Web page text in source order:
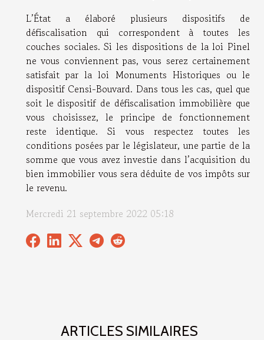
ARTICLES SIMILAIRES
L’État a élaboré plusieurs dispositifs de
défiscalisation qui correspondent à toutes les
couches sociales. Si les dispositions de la loi Pinel
ne vous conviennent pas, vous serez certainement
satisfait par la loi Monuments Historiques ou le
dispositif Censi-Bouvard. Dans tous les cas, quel que
soit le dispositif de défiscalisation immobilière que
vous choisissez, le principe de fonctionnement
reste identique. Si vous respectez toutes les
conditions posées par le législateur, une partie de la
somme que vous avez investie dans l’acquisition du
bien immobilier vous sera déduite de vos impôts sur
le revenu.
Mercredi 21 septembre 2022 05:18